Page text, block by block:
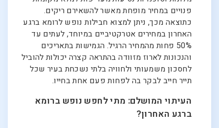
פנויים במחיר מופחת מאשר להשאירם ריקים.
כתוצאה מכך, ניתן למצוא חבילות נופש לרומא ברגע
האחרון במחירים אטרקטיביים במיוחד, לעתים עד
50% פחות מהמחיר הרגיל. הגמישות בתאריכים
והנכונות לארוז מזוודה בהתראה קצרה יכולות להוביל
לחסכון משמעותי ולחוויה בלתי נשכחת בעיר שכל
תייר חייב לבקר בה לפחות פעם אחת בחייו.
העיתוי המושלם: מתי לחפש נופש ברומא
ברגע האחרון?